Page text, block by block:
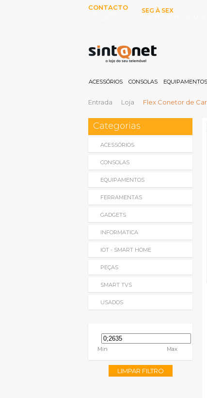
CONTACTO
SEG À SEX
ACESSÓRIOS CONSOLAS EQUIPAMENTOS
Entrada Loja Flex Conetor de
Categorias
ACESSÓRIOS
CONSOLAS
EQUIPAMENTOS
FERRAMENTAS
GADGETS
INFORMATICA
IOT - SMART HOME
PEÇAS
SMART TVS
USADOS
Min Max
LIMPAR FILTRO